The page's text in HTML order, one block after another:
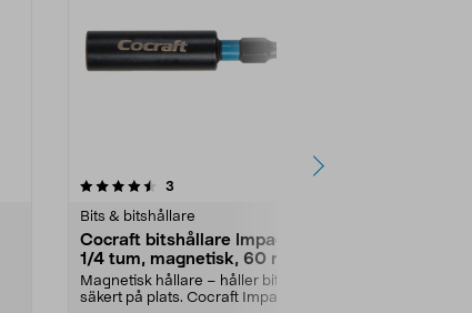
3
Bits & bitshållare
Cocraft bitshållare Impact
1/4 tum, magnetisk, 60 mm
Magnetisk hållare – håller bitsen
säkert på plats. Cocraft Impact
4.5 av 5 stjärnor